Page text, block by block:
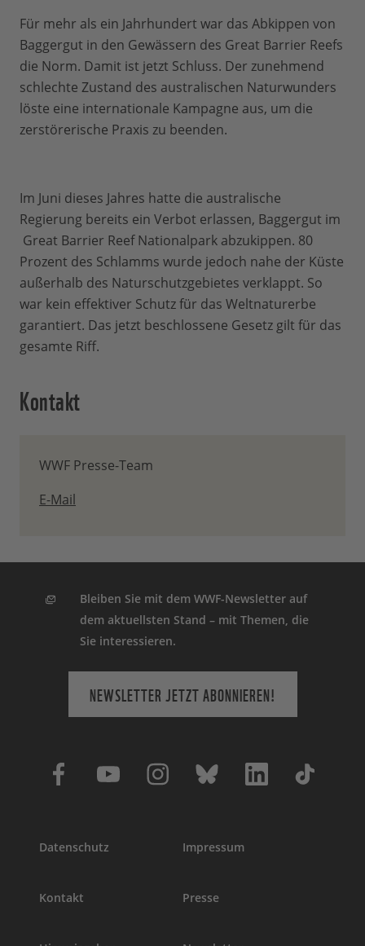
Für mehr als ein Jahrhundert war das Abkippen von
Baggergut in den Gewässern des Great Barrier Reefs
die Norm. Damit ist jetzt Schluss. Der zunehmend
schlechte Zustand des australischen Naturwunders
löste eine internationale Kampagne aus, um die
zerstörerische Praxis zu beenden.
Im Juni dieses Jahres hatte die australische
Regierung bereits ein Verbot erlassen, Baggergut im
Great Barrier Reef Nationalpark abzukippen. 80
Prozent des Schlamms wurde jedoch nahe der Küste
außerhalb des Naturschutzgebietes verklappt. So
war kein effektiver Schutz für das Weltnaturerbe
garantiert. Das jetzt beschlossene Gesetz gilt für das
gesamte Riff.
Kontakt
WWF Presse-Team
E-Mail
Bleiben Sie mit dem WWF-Newsletter auf
dem aktuellsten Stand – mit Themen, die
Sie interessieren.
NEWSLETTER JETZT ABONNIEREN!
Datenschutz Impressum
Kontakt Presse